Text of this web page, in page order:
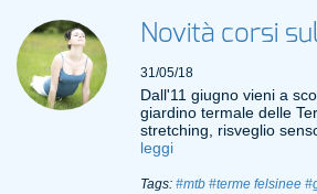
Novità corsi
31/05/18
Dall'11 giugno vieni a
giardino termale delle
stretching, risveglio
leggi
Tags: #mtb #terme felsinee